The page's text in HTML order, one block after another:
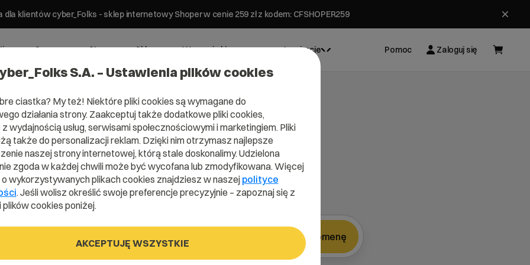
klientów cyber_Folks - sklep internetowy Shoper w cenie 259 zł z kodem: CFSHOPER259
Serwery Strony Sklepy Wsparcie biznesowe Inspiracje Pomoc Zaloguj się
Domena .pl od 0 zł!
nazwę domeny i naciśnij przycisk szukania. Znajdź domenę
S.A. – Ustawienia plików cookies
ciastka? My też! Niektóre pliki cookies są wymagane do
działania strony. Zaakceptuj także dodatkowe pliki cookies,
wydajnością usług, serwisami społecznościowymi i marketingiem. Pliki
także do personalizacji reklam. Dzięki nim otrzymasz najlepsze
naszej strony internetowej, którą stale doskonalimy. Udzielona
zgoda w każdej chwili może być wycofana lub zmodyfikowana. Więcej
wykorzystywanych plikach cookies znajdziesz w naszej polityce
. Jeśli wolisz określić swoje preferencje precyzyjnie – zapoznaj się z
cookies poniżej.
AKCEPTUJĘ WSZYSTKIE